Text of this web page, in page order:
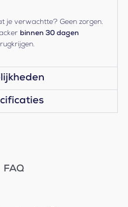
je verwachtte? Geen zorgen.
binnen 30 dagen
FAQ